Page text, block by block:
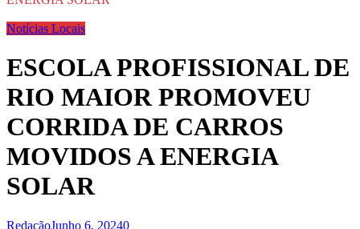
Notícias Locais
ESCOLA PROFISSIONAL DE
RIO MAIOR PROMOVEU
CORRIDA DE CARROS
MOVIDOS A ENERGIA
SOLAR
RedaçãoJunho 6, 20240